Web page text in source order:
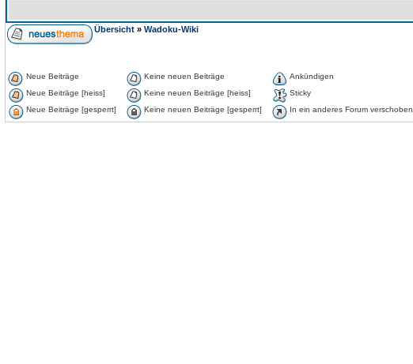
Übersicht » Wadoku-Wiki
Neue Beiträge
Keine neuen Beiträge
Ankündigen
Neue Beiträge [heiss]
Keine neuen Beiträge [heiss]
Sticky
Neue Beiträge [gesperrt]
Keine neuen Beiträge [gesperrt] In ein anderes Forum verschoben